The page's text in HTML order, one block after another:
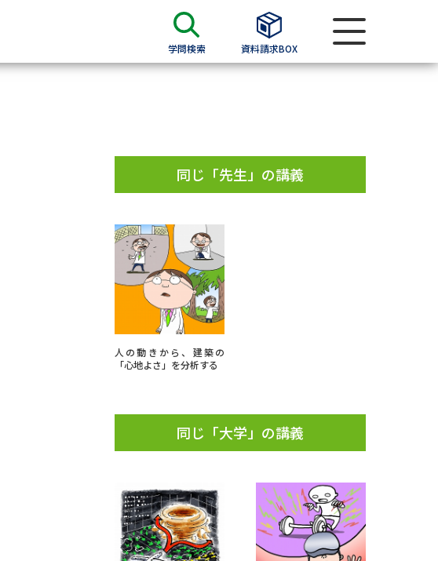
学問検索 資料請求BOX
類から請求
抜の募集要項＆願書
過去問題集
留学・進学関連、塾・予備校
小学校教員資格認定試験
大学検索
同じ「先生」の講義
人の動きから、建築の
「心地よさ」を分析する
同じ「大学」の講義